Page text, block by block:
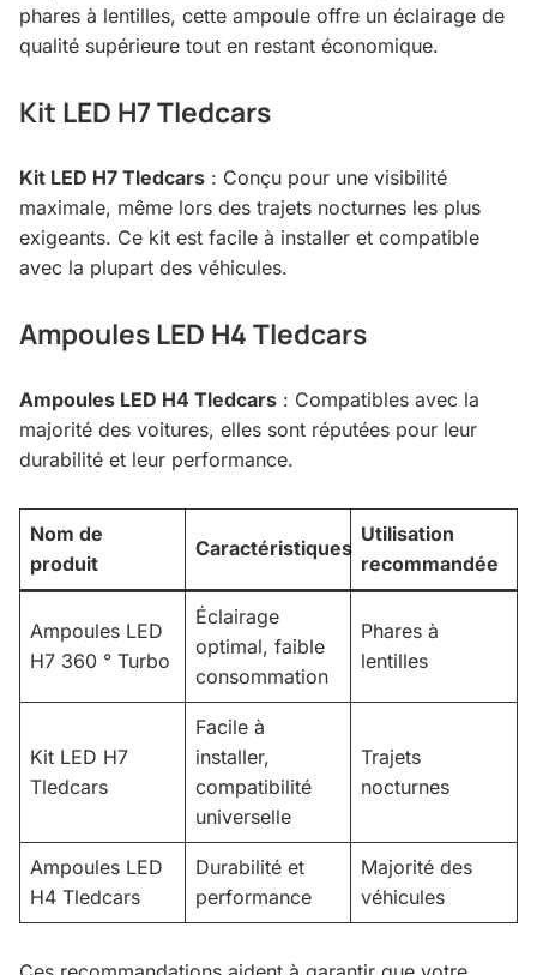
phares à lentilles, cette ampoule offre un éclairage de
qualité supérieure tout en restant économique.
Kit LED H7 Tledcars
Kit LED H7 Tledcars : Conçu pour une visibilité
maximale, même lors des trajets nocturnes les plus
exigeants. Ce kit est facile à installer et compatible
avec la plupart des véhicules.
Ampoules LED H4 Tledcars
Ampoules LED H4 Tledcars : Compatibles avec la
majorité des voitures, elles sont réputées pour leur
durabilité et leur performance.
Nom de
produit
Caractéristiques
Utilisation
recommandée
Ampoules LED
H7 360 ° Turbo
Éclairage
optimal, faible
consommation
Phares à
lentilles
Kit LED H7
Tledcars
Facile à
installer,
compatibilité
universelle
Trajets
nocturnes
Ampoules LED
H4 Tledcars
Durabilité et
performance
Majorité des
véhicules